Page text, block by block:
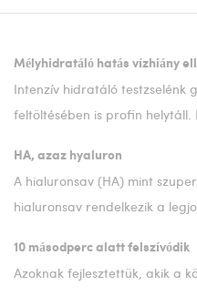
Mélyhidratáló hatás vízhiány
Intenzív hidratáló testzselénk
feltöltésében is profin
HA, azaz hyaluron
A hialuronsav (HA) mint
hialuronsav rendelkezik a
10 másodperc alatt felszívódik
Azoknak fejlesztettük, akik a